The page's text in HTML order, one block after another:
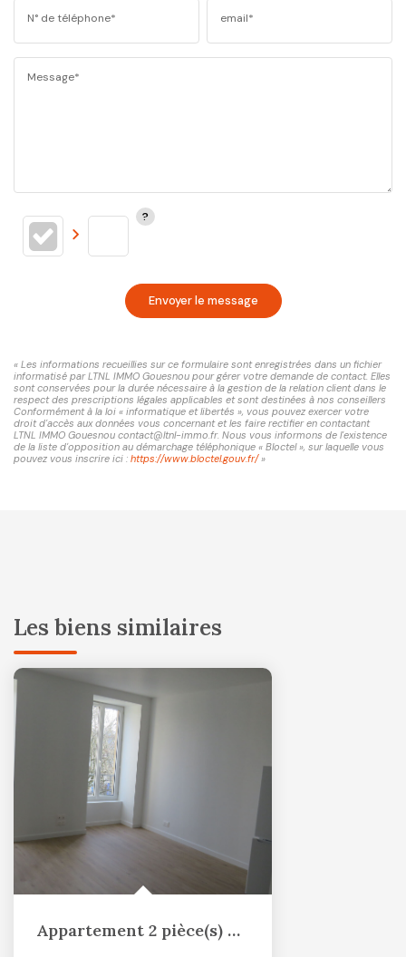
N° de téléphone* email*
Message*
Envoyer le message
« Les informations recueillies sur ce formulaire sont enregistrées dans un fichier
informatisé par LTNL IMMO Gouesnou pour gérer votre demande de contact. Elles
sont conservées pour la durée nécessaire à la gestion de la relation client dans le
respect des prescriptions légales applicables et sont destinées à nos conseillers
Conformément à la loi « informatique et libertés », vous pouvez exercer votre
droit d'accès aux données vous concernant et les faire rectifier en contactant
LTNL IMMO Gouesnou contact@ltnl-immo.fr. Nous vous informons de l'existence
de la liste d'opposition au démarchage téléphonique « Bloctel », sur laquelle vous
pouvez vous inscrire ici : https://www.bloctel.gouv.fr/»
Les biens similaires
Appartement 2 pièce(s) 42.66 m2